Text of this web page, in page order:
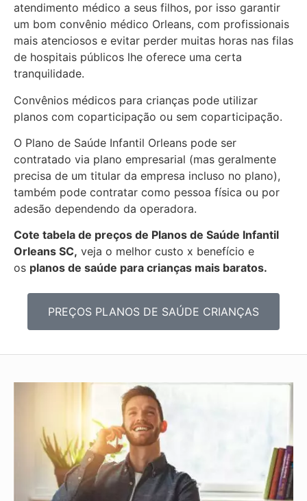
atendimento médico a seus filhos, por isso garantir
um bom convênio médico Orleans, com profissionais
mais atenciosos e evitar perder muitas horas nas filas
de hospitais públicos lhe oferece uma certa
tranquilidade.
Convênios médicos para crianças pode utilizar
planos com coparticipação ou sem coparticipação.
O Plano de Saúde Infantil Orleans pode ser
contratado via plano empresarial (mas geralmente
precisa de um titular da empresa incluso no plano),
também pode contratar como pessoa física ou por
adesão dependendo da operadora.
Cote tabela de preços de Planos de Saúde Infantil
Orleans SC, veja o melhor custo x benefício e
os planos de saúde para crianças mais baratos.
PREÇOS PLANOS DE SAÚDE CRIANÇAS